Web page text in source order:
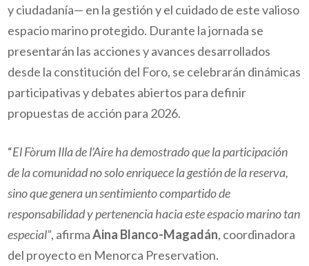
y ciudadanía— en la gestión y el cuidado de este valioso
espacio marino protegido. Durante la jornada se
presentarán las acciones y avances desarrollados
desde la constitución del Foro, se celebrarán dinámicas
participativas y debates abiertos para definir
propuestas de acción para 2026.
“El Fòrum Illa de l’Aire ha demostrado que la participación
de la comunidad no solo enriquece la gestión de la reserva,
sino que genera un sentimiento compartido de
responsabilidad y pertenencia hacia este espacio marino tan
especial”, afirmaAina Blanco-Magadán, coordinadora
del proyecto en Menorca Preservation.